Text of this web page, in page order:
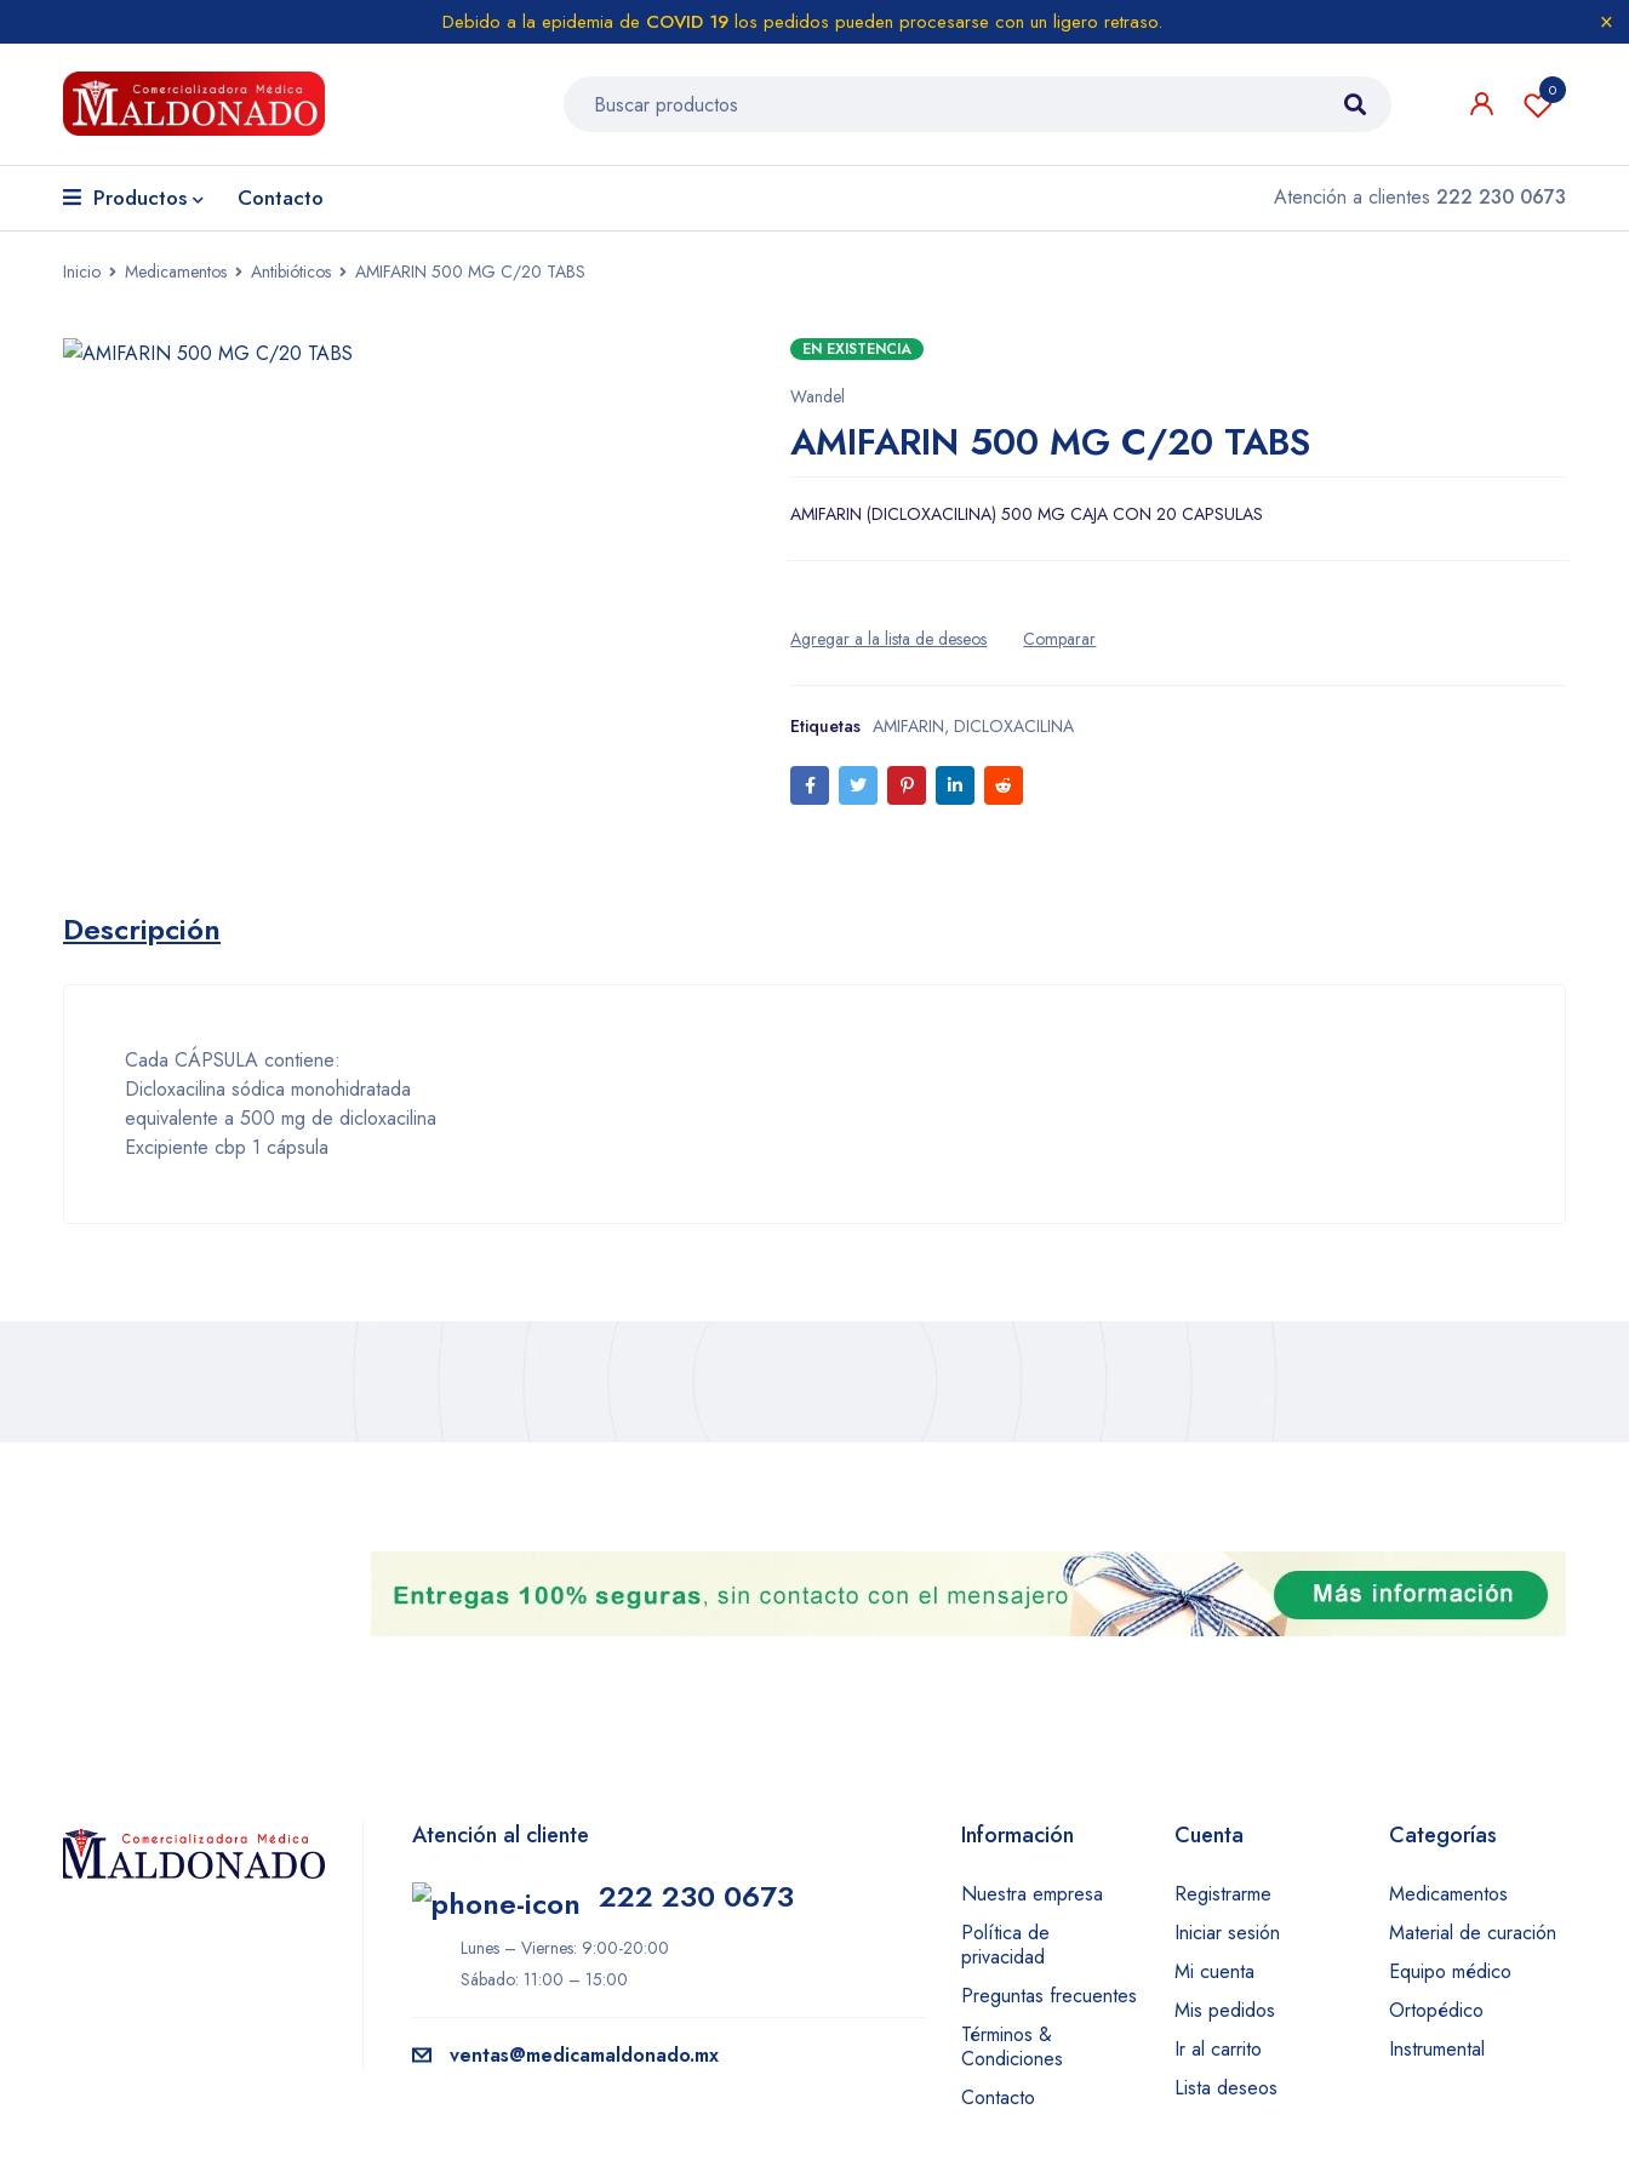
Debido a la epidemia de COVID 19 los pedidos pueden procesarse con un ligero retraso.
0
Productos Contacto Atención a clientes 222 230 0673
Inicio Medicamentos Antibióticos AMIFARIN 500 MG C/20 TABS
EN EXISTENCIA
Wandel
AMIFARIN 500 MG C/20 TABS
AMIFARIN (DICLOXACILINA) 500 MG CAJA CON 20 CAPSULAS
Etiquetas AMIFARIN,DICLOXACILINA
Descripción
Cada CÁPSULA contiene:
Dicloxacilina sódica monohidratada
equivalente a 500 mg de dicloxacilina
Excipiente cbp 1 cápsula
Atención al cliente
222 230 0673
Lunes – Viernes: 9:00-20:00
Sábado: 11:00 – 15:00
ventas@medicamaldonado.mx
Información
Nuestra empresa
Política de
privacidad
Preguntas frecuentes
Términos &
Condiciones
Contacto
Cuenta
Registrarme
Iniciar sesión
Mi cuenta
Mis pedidos
Ir al carrito
Lista deseos
Categorías
Medicamentos
Material de curación
Equipo médico
Ortopédico
Instrumental